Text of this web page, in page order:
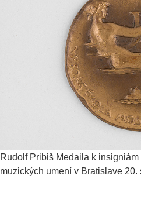
Rudolf Pribiš Medaila k
muzických umení v Bratislave 20.